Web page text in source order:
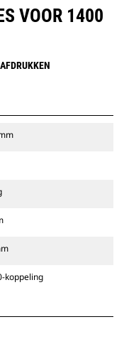
VOOR 1400
AFDRUKKEN
koppeling